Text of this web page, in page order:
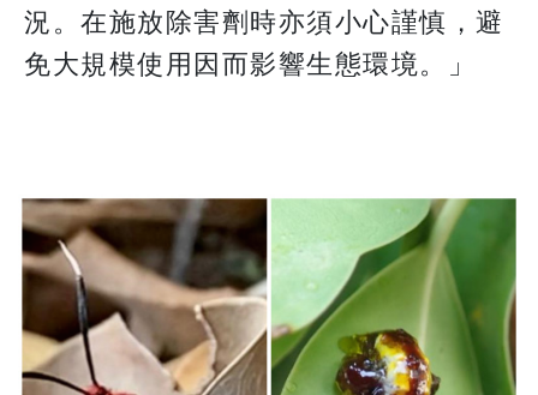
況。在施放除害劑時亦須小心謹慎，避
免大規模使用因而影響生態環境。」